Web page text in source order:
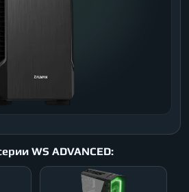
WS ADVANCED: